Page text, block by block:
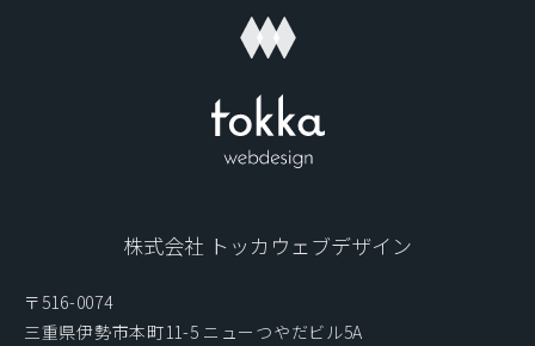
株式会社 トッカウェブデザイン
〒516-0074
三重県伊勢市本町11-5 ニューつやだビル5A